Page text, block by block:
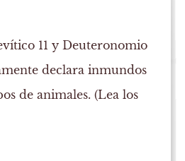
11 y Deuteronomio
declara inmundos
de animales. (Lea los